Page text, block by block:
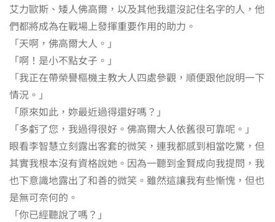
艾力歐斯、矮人佛高爾，以及其他我還沒記住名字的人，他
們都將成為在戰場上發揮重要作用的助力。
「天啊，佛高爾大人。」
「啊！是小不點女子。」
「我正在帶榮譽樞機主教大人四處參觀，順便跟他說明一下
情況。」
「原來如此，妳最近過得還好嗎？」
「多虧了您，我過得很好。佛高爾大人依舊很可靠呢。」
眼看李智慧立刻露出客套的微笑，連我都感到相當吃驚，但
其實我根本沒有資格說她。因為一聽到金賢成向我提問，我
也下意識地露出了和善的微笑。雖然這讓我有些慚愧，但也
是無可奈何的。
「你已經聽說了嗎？」